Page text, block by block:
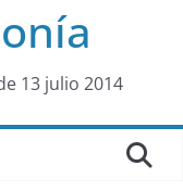
13 julio 2014